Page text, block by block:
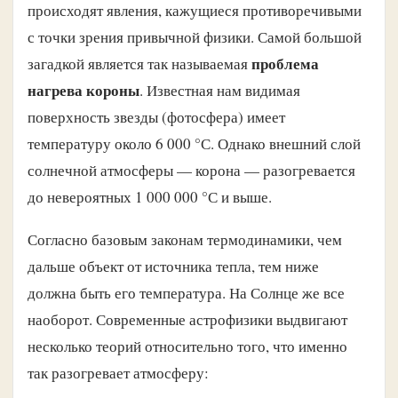
происходят явления, кажущиеся противоречивыми
с точки зрения привычной физики. Самой большой
загадкой является так называемаяпроблема
нагрева короны. Известная нам видимая
поверхность звезды (фотосфера) имеет
температуру около 6 000 °С. Однако внешний слой
солнечной атмосферы — корона — разогревается
до невероятных 1 000 000 °С и выше.
Согласно базовым законам термодинамики, чем
дальше объект от источника тепла, тем ниже
должна быть его температура. На Солнце же все
наоборот. Современные астрофизики выдвигают
несколько теорий относительно того, что именно
так разогревает атмосферу: